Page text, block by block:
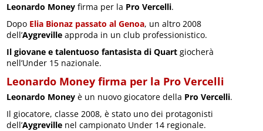
Leonardo Money firma per la Pro Vercelli.
Dopo Elia Bionaz passato al Genoa, un altro 2008
dell’Aygreville approda in un club professionistico.
Il giovane e talentuoso fantasista di Quart giocherà
nell’Under 15 nazionale.
Leonardo Money firma per la Pro Vercelli
Leonardo Money è un nuovo giocatore della Pro Vercelli.
Il giocatore, classe 2008, è stato uno dei protagonisti
dell’Aygreville nel campionato Under 14 regionale.